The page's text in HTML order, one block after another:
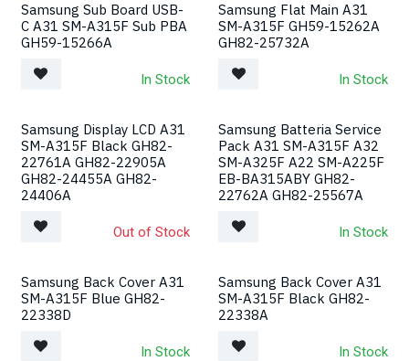
Samsung Sub Board USB-
C A31 SM-A315F Sub PBA
GH59-15266A
In Stock
Samsung Flat Main A31
SM-A315F GH59-15262A
GH82-25732A
In Stock
Samsung Display LCD A31
SM-A315F Black GH82-
22761A GH82-22905A
GH82-24455A GH82-
24406A
Out of Stock
Samsung Batteria Service
Pack A31 SM-A315F A32
SM-A325F A22 SM-A225F
EB-BA315ABY GH82-
22762A GH82-25567A
In Stock
Samsung Back Cover A31
SM-A315F Blue GH82-
22338D
In Stock
Samsung Back Cover A31
SM-A315F Black GH82-
22338A
In Stock